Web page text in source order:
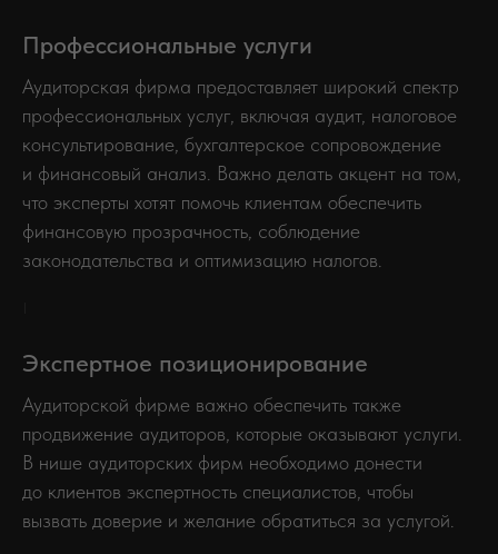
Профессиональные услуги
Аудиторская фирма предоставляет широкий спектр
профессиональных услуг, включая аудит, налоговое
консультирование, бухгалтерское сопровождение
и финансовый анализ. Важно делать акцент на том,
что эксперты хотят помочь клиентам обеспечить
финансовую прозрачность, соблюдение
законодательства и оптимизацию налогов.
Экспертное позиционирование
Аудиторской фирме важно обеспечить также
продвижение аудиторов, которые оказывают услуги.
В нише аудиторских фирм необходимо донести
до клиентов экспертность специалистов, чтобы
вызвать доверие и желание обратиться за услугой.